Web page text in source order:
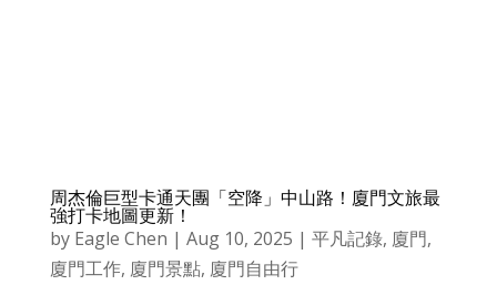
周杰倫巨型卡通天團「空降」中山路！廈門文旅最
強打卡地圖更新！
by Eagle Chen | Aug 10, 2025 | 平凡記錄, 廈門,
廈門工作, 廈門景點, 廈門自由行